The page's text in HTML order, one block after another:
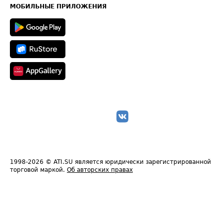
Техническая информация
МОБИЛЬНЫЕ ПРИЛОЖЕНИЯ
1998-2026 © ATI.SU является юридически зарегистрированной
торговой маркой. Об авторских правах